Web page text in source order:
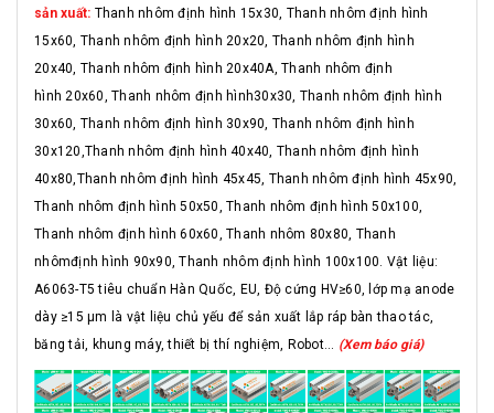
sản xuất: Thanh nhôm định hình 15x30, Thanh nhôm định hình
15x60, Thanh nhôm định hình 20x20, Thanh nhôm định hình
20x40, Thanh nhôm định hình 20x40A, Thanh nhôm định
hình 20x60, Thanh nhôm định hình30x30, Thanh nhôm định hình
30x60, Thanh nhôm định hình 30x90, Thanh nhôm định hình
30x120,Thanh nhôm định hình 40x40, Thanh nhôm định hình
40x80,Thanh nhôm định hình 45x45, Thanh nhôm định hình 45x90,
Thanh nhôm định hình 50x50, Thanh nhôm định hình 50x100,
Thanh nhôm định hình 60x60, Thanh nhôm 80x80, Thanh
nhômđịnh hình 90x90, Thanh nhôm định hình 100x100. Vật liệu:
A6063-T5 tiêu chuẩn Hàn Quốc, EU, Độ cứng HV≥60, lớp mạ anode
dày ≥15 μm là vật liệu chủ yếu để sản xuất lắp ráp bàn thao tác,
băng tải, khung máy, thiết bị thí nghiệm, Robot... (Xem báo giá)